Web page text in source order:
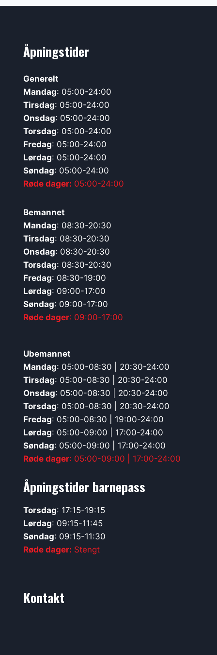
Åpningstider
Generelt
Mandag: 05:00-24:00
Tirsdag: 05:00-24:00
Onsdag: 05:00-24:00
Torsdag: 05:00-24:00
Fredag: 05:00-24:00
Lørdag: 05:00-24:00
Søndag: 05:00-24:00
Røde dager: 05:00-24:00
Bemannet
Mandag: 08:30-20:30
Tirsdag: 08:30-20:30
Onsdag: 08:30-20:30
Torsdag: 08:30-20:30
Fredag: 08:30-19:00
Lørdag: 09:00-17:00
Søndag: 09:00-17:00
Røde dager: 09:00-17:00
Ubemannet
Mandag: 05:00-08:30 | 20:30-24:00
Tirsdag: 05:00-08:30 | 20:30-24:00
Onsdag: 05:00-08:30 | 20:30-24:00
Torsdag: 05:00-08:30 | 20:30-24:00
Fredag: 05:00-08:30 | 19:00-24:00
Lørdag: 05:00-09:00 | 17:00-24:00
Søndag: 05:00-09:00 | 17:00-24:00
Røde dager: 05:00-09:00 | 17:00-24:00
Åpningstider barnepass
Torsdag: 17:15-19:15
Lørdag: 09:15-11:45
Søndag: 09:15-11:30
Røde dager: Stengt
Kontakt